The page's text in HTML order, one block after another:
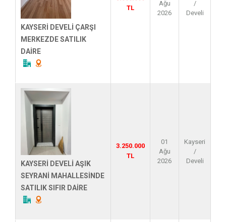
KAYSERİ DEVELİ ÇARŞI
MERKEZDE SATILIK
DAİRE
TL
Ağu
2026
/
Develi
KAYSERİ DEVELİ AŞIK
SEYRANİ MAHALLESİNDE
SATILIK SIFIR DAİRE
3.250.000
TL
01
Ağu
2026
Kayseri
/
Develi